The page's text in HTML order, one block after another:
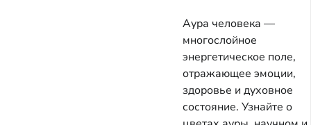
Аура человека —
многослойное
энергетическое поле,
отражающее эмоции,
здоровье и духовное
состояние. Узнайте о